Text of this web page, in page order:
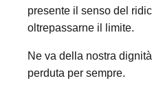
presente il senso del
oltrepassarne il limite.
Ne va della nostra
perduta per sempre.